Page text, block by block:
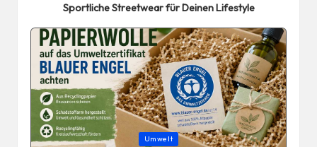
Sportliche Streetwear für Deinen Lifestyle
Posted
Umwelt